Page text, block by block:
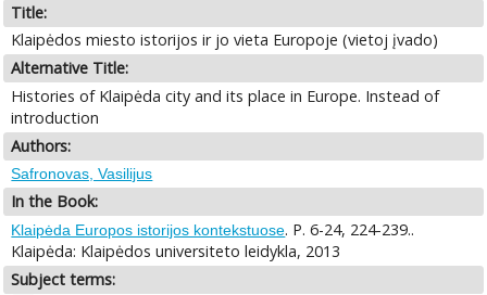
Title:
Klaipėdos miesto istorijos ir jo vieta Europoje (vietoj įvado)
Alternative Title:
Histories of Klaipėda city and its place in Europe. Instead of
introduction
Authors:
Safronovas, Vasilijus
In the Book:
Klaipėda Europos istorijos kontekstuose. P. 6-24, 224-239..
Klaipėda: Klaipėdos universiteto leidykla, 2013
Subject terms: